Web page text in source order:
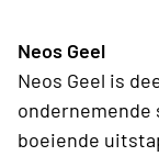
Neos Geel
Neos Geel is
boeiende